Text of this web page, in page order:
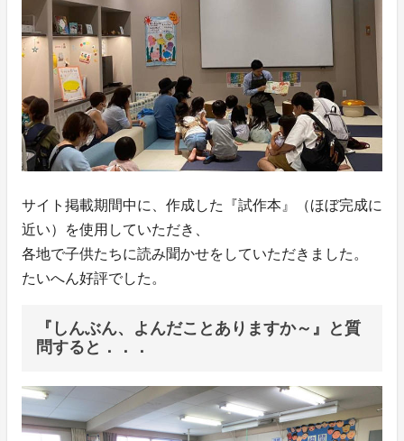
サイト掲載期間中に、作成した『試作本』（ほぼ完成に
近い）を使用していただき、
各地で子供たちに読み聞かせをしていただきました。
たいへん好評でした。
『しんぶん、よんだことありますか～』と質
問すると．．．